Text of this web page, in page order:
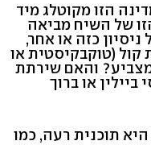
הזו מקוטלג מיד
של השיח מביאה
כזה או אחר,
קול (טוקבקיסטית או
והאם שירתת
או ברוך
תוכנית רעה, כמו